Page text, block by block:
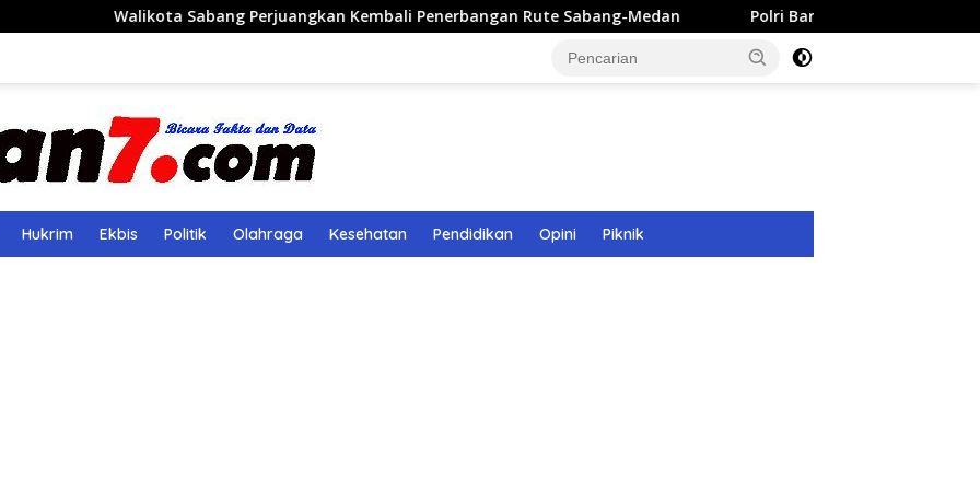
Sabang Perjuangkan Kembali Penerbangan Rute Sabang-Medan Polri Bangun 40 Titik Sumur Bor untuk Warga
Hukrim Ekbis Politik Olahraga Kesehatan Pendidikan Opini Piknik